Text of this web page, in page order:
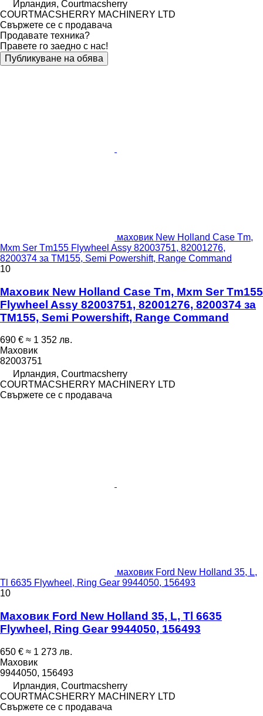
Ирландия, Courtmacsherry
COURTMACSHERRY MACHINERY LTD
Свържете се с продавача
Продавате техника?
Правете го заедно с нас!
Публикуване на обява
маховик New Holland Case Tm,
Mxm Ser Tm155 Flywheel Assy 82003751, 82001276,
8200374 за TM155, Semi Powershift, Range Command
10
Маховик New Holland Case Tm, Mxm Ser Tm155
Flywheel Assy 82003751, 82001276, 8200374 за
TM155, Semi Powershift, Range Command
690 € ≈ 1 352 лв.
Маховик
82003751
Ирландия, Courtmacsherry
COURTMACSHERRY MACHINERY LTD
Свържете се с продавача
маховик Ford New Holland 35, L,
Tl 6635 Flywheel, Ring Gear 9944050, 156493
10
Маховик Ford New Holland 35, L, Tl 6635
Flywheel, Ring Gear 9944050, 156493
650 € ≈ 1 273 лв.
Маховик
9944050, 156493
Ирландия, Courtmacsherry
COURTMACSHERRY MACHINERY LTD
Свържете се с продавача